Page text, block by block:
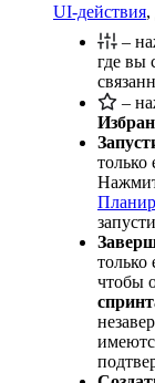
UI-действия,
–
где вы
–
только
только
чтобы